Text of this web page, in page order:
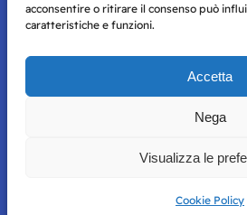
acconsentire o ritirare il consenso può
caratteristiche e funzioni.
Accetta
Nega
Visualizza le
Cookie Policy
Storie di Napoli è una testata registrata
per mero scopo didattico e informativo.
perseguito secondo i termini di legge. Si